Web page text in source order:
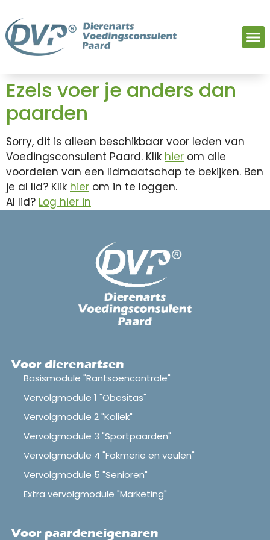
Ezels voer je anders dan
paarden
Sorry, dit is alleen beschikbaar voor leden van
Voedingsconsulent Paard. Klik hier om alle
voordelen van een lidmaatschap te bekijken. Ben
je al lid? Klik hier om in te loggen.
Al lid? Log hier in
Voor dierenartsen
Basismodule "Rantsoencontrole"
Vervolgmodule 1 "Obesitas"
Vervolgmodule 2 "Koliek"
Vervolgmodule 3 "Sportpaarden"
Vervolgmodule 4 "Fokmerie en veulen"
Vervolgmodule 5 "Senioren"
Extra vervolgmodule "Marketing"
Voor paardeneigenaren